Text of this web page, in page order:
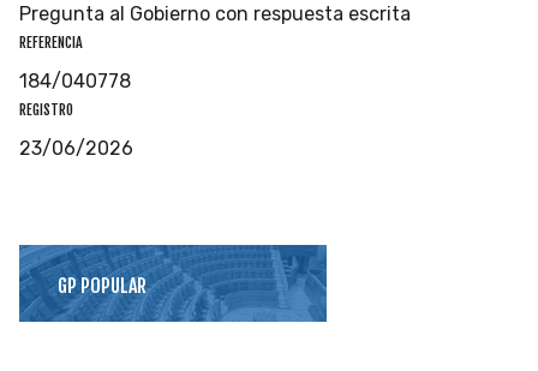
Pregunta al Gobierno con respuesta escrita
REFERENCIA
184/040778
REGISTRO
23/06/2026
GP POPULAR